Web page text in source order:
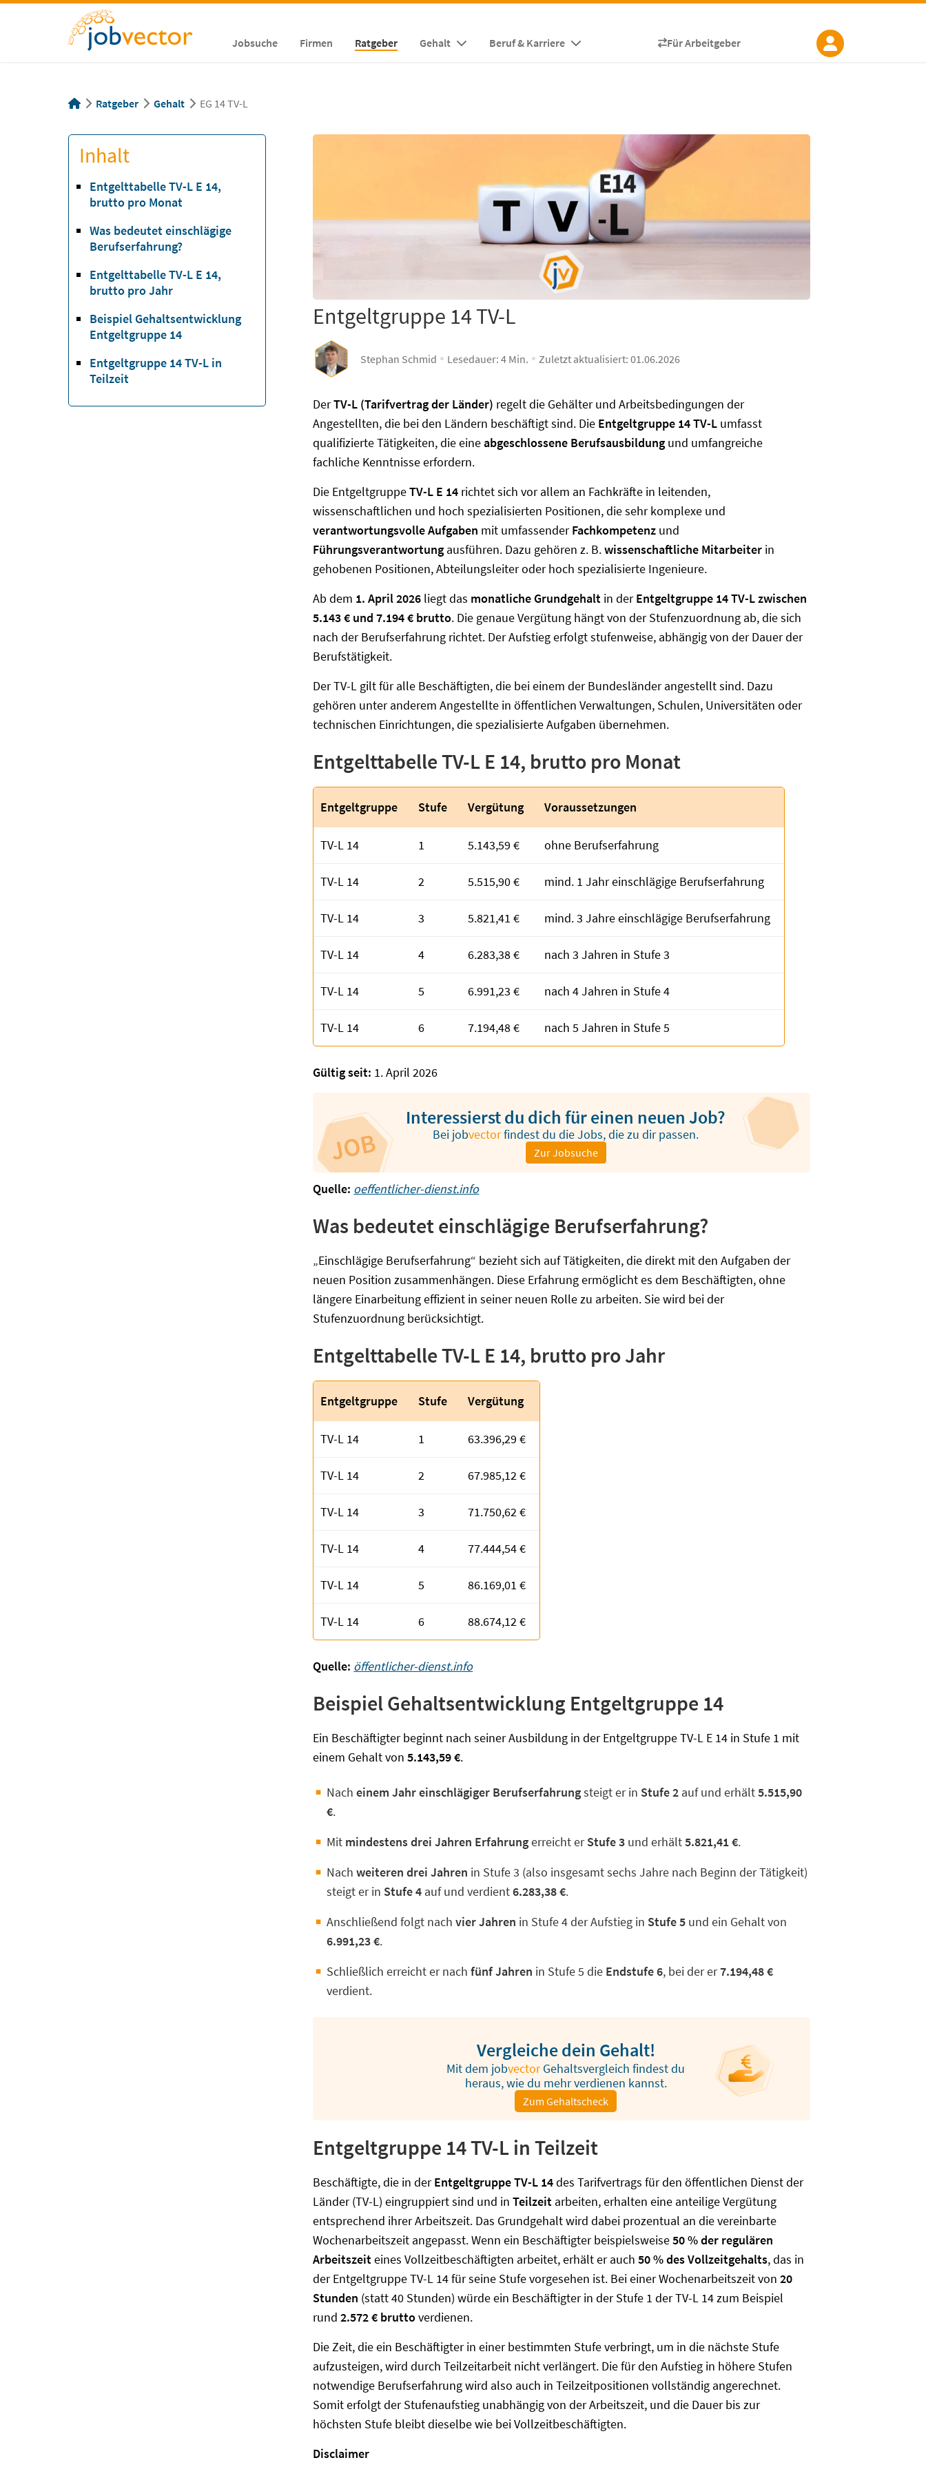
Jobsuche Firmen Ratgeber Gehalt Beruf & Karriere Für Arbeitgeber
Ratgeber Gehalt EG 14 TV-L
Inhalt
Entgelttabelle TV-L E 14,
brutto pro Monat
Was bedeutet einschlägige
Berufserfahrung?
Entgelttabelle TV-L E 14,
brutto pro Jahr
Beispiel Gehaltsentwicklung
Entgeltgruppe 14
Entgeltgruppe 14 TV-L in
Teilzeit
Entgeltgruppe 14 TV-L
Stephan Schmid Lesedauer:4 Min. Zuletzt aktualisiert:01.06.2026
DerTV-L (Tarifvertrag der Länder) regelt die Gehälter und Arbeitsbedingungen der
Angestellten, die bei den Ländern beschäftigt sind. Die Entgeltgruppe 14 TV-L umfasst
qualifizierte Tätigkeiten, die eineabgeschlossene Berufsausbildung und umfangreiche
fachliche Kenntnisse erfordern.
Die EntgeltgruppeTV-L E 14 richtet sich vor allem an Fachkräfte in leitenden,
wissenschaftlichen und hoch spezialisierten Positionen, die sehr komplexe und
verantwortungsvolle Aufgaben mit umfassenderFachkompetenz und
Führungsverantwortung ausführen. Dazu gehören z. B.wissenschaftliche Mitarbeiter in
gehobenen Positionen, Abteilungsleiter oder hoch spezialisierte Ingenieure.
Ab dem 1. April 2026 liegt das monatliche Grundgehalt in derEntgeltgruppe 14 TV-Lzwischen
5.143 € und 7.194 € brutto. Die genaue Vergütung hängt von der Stufenzuordnung ab, die sich
nach der Berufserfahrung richtet. Der Aufstieg erfolgt stufenweise, abhängig von der Dauer der
Berufstätigkeit.
Der TV-L gilt für alle Beschäftigten, die bei einem der Bundesländer angestellt sind. Dazu
gehören unter anderem Angestellte in öffentlichen Verwaltungen, Schulen, Universitäten oder
technischen Einrichtungen, die spezialisierte Aufgaben übernehmen.
Entgelttabelle TV-L E 14, brutto pro Monat
Entgeltgruppe Stufe Vergütung Voraussetzungen
TV-L 14 1 5.143,59 € ohne Berufserfahrung
TV-L 14 2 5.515,90 € mind. 1 Jahr einschlägige Berufserfahrung
TV-L 14 3 5.821,41 € mind. 3 Jahre einschlägige Berufserfahrung
TV-L 14 4 6.283,38 € nach 3 Jahren in Stufe 3
TV-L 14 5 6.991,23 € nach 4 Jahren in Stufe 4
TV-L 14 6 7.194,48 € nach 5 Jahren in Stufe 5
Gültig seit: 1. April 2026
Interessierst du dich für einen neuen Job?
Bei jobvectorfindest du die Jobs, die zu dir passen.
Zur Jobsuche
Quelle: oeffentlicher-dienst.info
Was bedeutet einschlägige Berufserfahrung?
„Einschlägige Berufserfahrung“ bezieht sich auf Tätigkeiten, die direkt mit den Aufgaben der
neuen Position zusammenhängen. Diese Erfahrung ermöglicht es dem Beschäftigten, ohne
längere Einarbeitung effizient in seiner neuen Rolle zu arbeiten. Sie wird bei der
Stufenzuordnung berücksichtigt.
Entgelttabelle TV-L E 14, brutto pro Jahr
Entgeltgruppe Stufe Vergütung
TV-L 14 1 63.396,29 €
TV-L 14 2 67.985,12 €
TV-L 14 3 71.750,62 €
TV-L 14 4 77.444,54 €
TV-L 14 5 86.169,01 €
TV-L 14 6 88.674,12 €
Quelle: öffentlicher-dienst.info
Beispiel Gehaltsentwicklung Entgeltgruppe 14
Ein Beschäftigter beginnt nach seiner Ausbildung in der Entgeltgruppe TV-L E 14 in Stufe 1 mit
einem Gehalt von5.143,59 €.
Nacheinem Jahr einschlägiger Berufserfahrungsteigt er in Stufe 2 auf und erhält5.515,90
€.
Mit mindestens drei Jahren Erfahrungerreicht erStufe 3 und erhält5.821,41 €.
Nachweiteren drei Jahren in Stufe 3 (also insgesamt sechs Jahre nach Beginn der Tätigkeit)
steigt er in Stufe 4 auf und verdient6.283,38 €.
Anschließend folgt nachvier Jahren in Stufe 4 der Aufstieg in Stufe 5 und ein Gehalt von
6.991,23€.
Schließlich erreicht er nachfünf Jahren in Stufe 5 die Endstufe 6, bei der er7.194,48 €
verdient.
Vergleiche dein Gehalt!
Mit dem jobvectorGehaltsvergleich findest du
heraus, wie du mehr verdienen kannst.
Zum Gehaltscheck
Entgeltgruppe 14 TV-L in Teilzeit
Beschäftigte, die in derEntgeltgruppe TV-L 14des Tarifvertrags für den öffentlichen Dienst der
Länder (TV-L) eingruppiert sind und inTeilzeit arbeiten, erhalten eine anteilige Vergütung
entsprechend ihrer Arbeitszeit. Das Grundgehalt wird dabei prozentual an die vereinbarte
Wochenarbeitszeit angepasst. Wenn ein Beschäftigter beispielsweise50 % der regulären
Arbeitszeiteines Vollzeitbeschäftigten arbeitet, erhält er auch50 % des Vollzeitgehalts, das in
der Entgeltgruppe TV-L 14 für seine Stufe vorgesehen ist. Bei einer Wochenarbeitszeit von20
Stunden (statt 40 Stunden) würde ein Beschäftigter in der Stufe 1 der TV-L 14 zum Beispiel
rund2.572 € bruttoverdienen.
Die Zeit, die ein Beschäftigter in einer bestimmten Stufe verbringt, um in die nächste Stufe
aufzusteigen, wird durch Teilzeitarbeit nicht verlängert. Die für den Aufstieg in höhere Stufen
notwendige Berufserfahrung wird also auch in Teilzeitpositionen vollständig angerechnet.
Somit erfolgt der Stufenaufstieg unabhängig von der Arbeitszeit, und die Dauer bis zur
höchsten Stufe bleibt dieselbe wie bei Vollzeitbeschäftigten.
Disclaimer